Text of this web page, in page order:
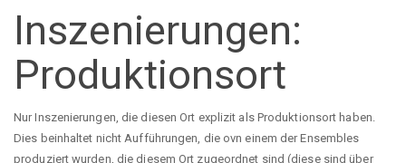
Inszenierungen:
Produktionsort
Nur Inszenierungen, die diesen Ort explizit als Produktionsort haben.
Dies beinhaltet nicht Aufführungen, die ovn einem der Ensembles
produziert wurden, die diesem Ort zugeordnet sind (diese sind über